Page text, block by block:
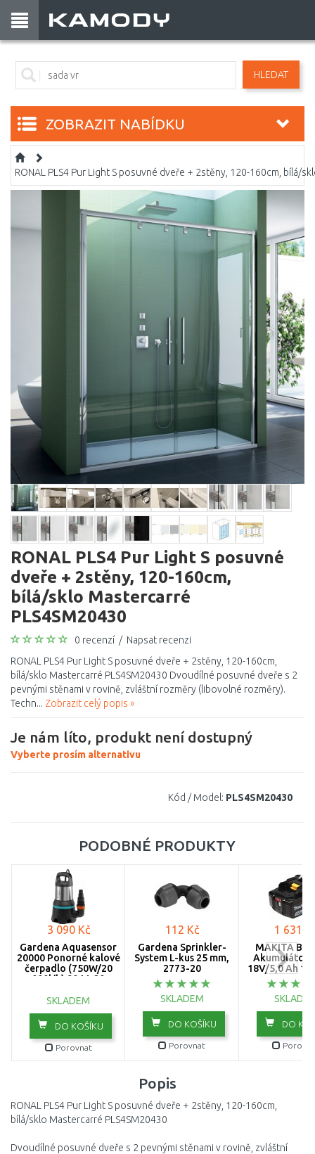
HLEDAT
ZOBRAZIT NABÍDKU
RONAL PLS4 Pur Light S posuvné dveře + 2stěny, 120-160cm, bílá/
RONAL PLS4 Pur Light S posuvné
dveře + 2stěny, 120-160cm,
bílá/sklo Mastercarré
PLS4SM20430
0 recenzí / Napsat recenzi
RONAL PLS4 Pur Light S posuvné dveře + 2stěny, 120-160cm,
bílá/sklo Mastercarré PLS4SM20430 Dvoudílné posuvné dveře s 2
pevnými stěnami v rovině, zvláštní rozměry (libovolné rozměry).
Techn... Zobrazit celý popis »
Je nám líto, produkt není dostupný
Vyberte prosím alternativu
Kód / Model: PLS4SM20430
PODOBNÉ PRODUKTY
3 090 Kč
Gardena Aquasensor
20000 Ponorné kalové
čerpadlo (750W/20
000l/h) 9044-20
SKLADEM
DO KOŠÍKU
Porovnat
112 Kč
Gardena Sprinkler-
System L-kus 25 mm,
2773-20
SKLADEM
DO KOŠÍKU
Porovnat
1 631
MAKITA
Akumulátor
18V/5,0 Ah
DO
Popis
RONAL PLS4 Pur Light S posuvné dveře + 2stěny, 120-160cm,
bílá/sklo Mastercarré PLS4SM20430
Dvoudílné posuvné dveře s 2 pevnými stěnami v rovině, zvláštní